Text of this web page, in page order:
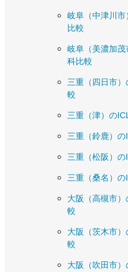
岐阜（中津川
比較
岐阜（美濃加
科比較
三重（四日市
較
三重（津）の
三重（鈴鹿）
三重（松阪）
三重（桑名）
大阪（高槻市
較
大阪（茨木市
較
大阪（吹田市